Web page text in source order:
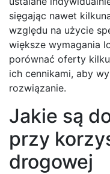
sięgając nawet
względu na użycie
większe wymagania
porównać oferty
ich cennikami, aby
rozwiązanie.
Jakie są
przy
drogowej